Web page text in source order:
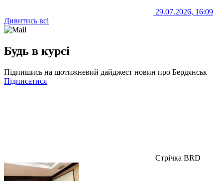
29.07.2026, 16:09
Дивитись всі
Будь в курсі
Підпишись на щотижневий дайджест новин про Бердянськ
Підписатися
Стрічка BRD